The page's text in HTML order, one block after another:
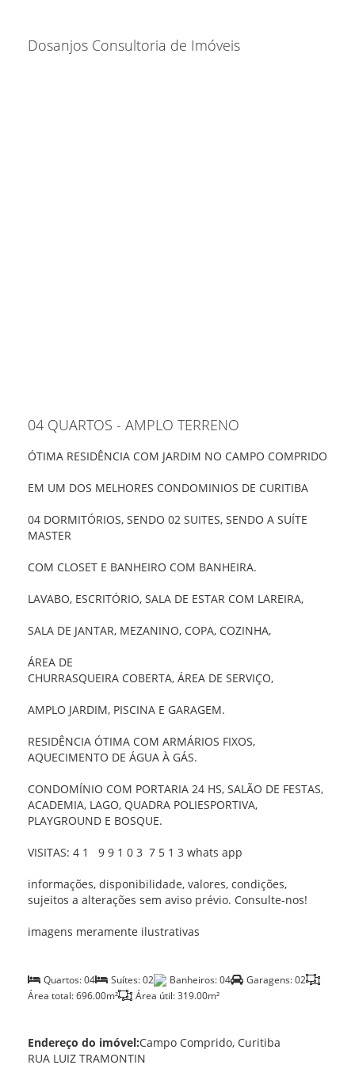
Dosanjos Consultoria de Imóveis
04 QUARTOS - AMPLO TERRENO
ÓTIMA RESIDÊNCIA COM JARDIM NO CAMPO COMPRIDO
EM UM DOS MELHORES CONDOMINIOS DE CURITIBA
04 DORMITÓRIOS, SENDO 02 SUITES, SENDO A SUÍTE
MASTER
COM CLOSET E BANHEIRO COM BANHEIRA.
LAVABO, ESCRITÓRIO, SALA DE ESTAR COM LAREIRA,
SALA DE JANTAR, MEZANINO, COPA, COZINHA,
ÁREA DE
CHURRASQUEIRA COBERTA, ÁREA DE SERVIÇO,
AMPLO JARDIM, PISCINA E GARAGEM.
RESIDÊNCIA ÓTIMA COM ARMÁRIOS FIXOS,
AQUECIMENTO DE ÁGUA À GÁS.
CONDOMÍNIO COM PORTARIA 24 HS, SALÃO DE FESTAS,
ACADEMIA, LAGO, QUADRA POLIESPORTIVA,
PLAYGROUND E BOSQUE.
VISITAS: 4 1 9 9 1 0 3 7 5 1 3 whats app
informações, disponibilidade, valores, condições,
sujeitos a alterações sem aviso prévio. Consulte-nos!
imagens meramente ilustrativas
Quartos: 04 Suítes: 02 Banheiros: 04
Garagens: 02
Área total: 696.00m²
Área útil: 319.00m²
Endereço do imóvel:Campo Comprido, Curitiba
RUA LUIZ TRAMONTIN